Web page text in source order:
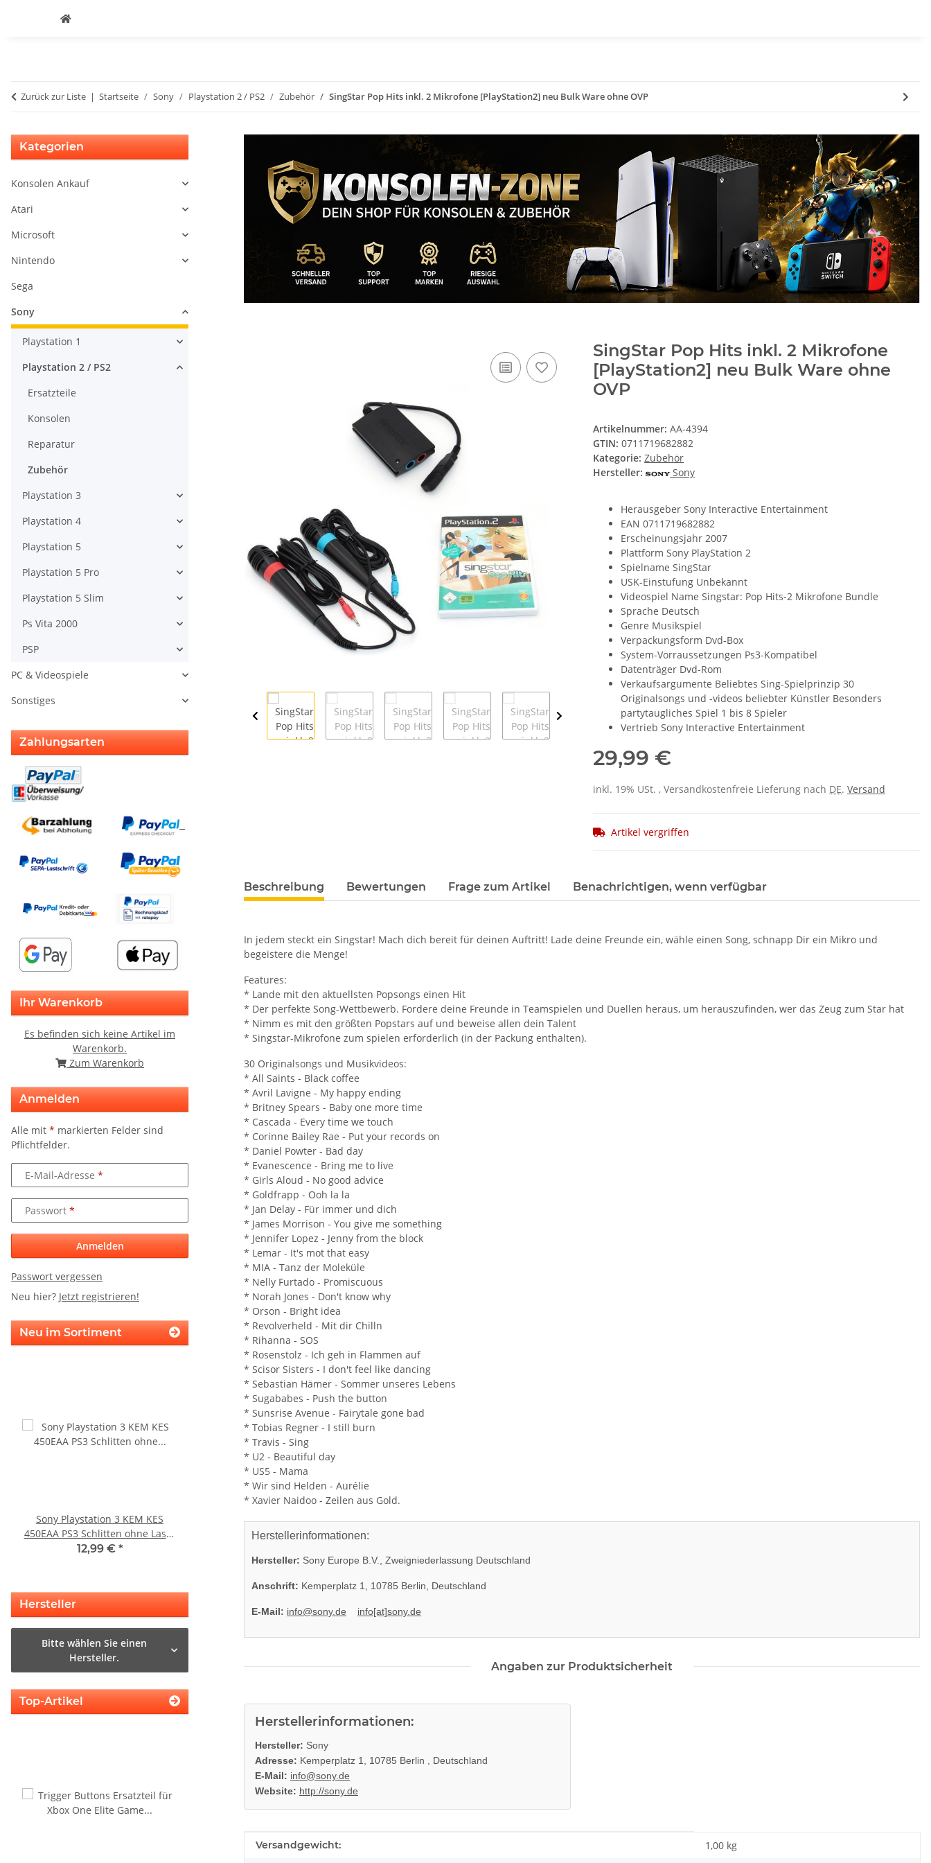
Zurück zur Liste Startseite Sony Playstation 2 / PS2 Zubehör SingStar Pop Hits inkl. 2 Mikrofone [PlayStation2] neu Bulk Ware ohne OVP
SingStar Pop Hits inkl. 2 Mikrofone
[PlayStation2] neu Bulk Ware ohne
OVP
Artikelnummer: AA-4394
GTIN: 0711719682882
Kategorie: Zubehör
Hersteller:
Sony
Herausgeber Sony Interactive Entertainment
EAN 0711719682882
Erscheinungsjahr 2007
Plattform Sony PlayStation 2
Spielname SingStar
USK-Einstufung Unbekannt
Videospiel Name Singstar: Pop Hits-2 Mikrofone Bundle
Sprache Deutsch
Genre Musikspiel
Verpackungsform Dvd-Box
System-Vorraussetzungen Ps3-Kompatibel
Datenträger Dvd-Rom
Verkaufsargumente Beliebtes Sing-Spielprinzip 30
Originalsongs und -videos beliebter Künstler Besonders
partytaugliches Spiel 1 bis 8 Spieler
Vertrieb Sony Interactive Entertainment
29,99 €
inkl. 19% USt. , Versandkostenfreie Lieferung nach DE. Versand
Artikel vergriffen
Beschreibung Bewertungen Frage zum Artikel Benachrichtigen, wenn verfügbar
In jedem steckt ein Singstar! Mach dich bereit für deinen Auftritt! Lade deine Freunde ein, wähle einen Song, schnapp Dir ein Mikro und
begeistere die Menge!
Features:
* Lande mit den aktuellsten Popsongs einen Hit
* Der perfekte Song-Wettbewerb. Fordere deine Freunde in Teamspielen und Duellen heraus, um herauszufinden, wer das Zeug zum Star hat
* Nimm es mit den größten Popstars auf und beweise allen dein Talent
* Singstar-Mikrofone zum spielen erforderlich (in der Packung enthalten).
30 Originalsongs und Musikvideos:
* All Saints - Black coffee
* Avril Lavigne - My happy ending
* Britney Spears - Baby one more time
* Cascada - Every time we touch
* Corinne Bailey Rae - Put your records on
* Daniel Powter - Bad day
* Evanescence - Bring me to live
* Girls Aloud - No good advice
* Goldfrapp - Ooh la la
* Jan Delay - Für immer und dich
* James Morrison - You give me something
* Jennifer Lopez - Jenny from the block
* Lemar - It's mot that easy
* MIA - Tanz der Moleküle
* Nelly Furtado - Promiscuous
* Norah Jones - Don't know why
* Orson - Bright idea
* Revolverheld - Mit dir Chilln
* Rihanna - SOS
* Rosenstolz - Ich geh in Flammen auf
* Scisor Sisters - I don't feel like dancing
* Sebastian Hämer - Sommer unseres Lebens
* Sugababes - Push the button
* Sunsrise Avenue - Fairytale gone bad
* Tobias Regner - I still burn
* Travis - Sing
* U2 - Beautiful day
* US5 - Mama
* Wir sind Helden - Aurélie
* Xavier Naidoo - Zeilen aus Gold.
Herstellerinformationen:
Hersteller: Sony Europe B.V., Zweigniederlassung Deutschland
Anschrift: Kemperplatz 1, 10785 Berlin, Deutschland
E-Mail: info@sony.de info[at]sony.de
Angaben zur Produktsicherheit
Herstellerinformationen:
Hersteller: Sony
Adresse: Kemperplatz 1, 10785 Berlin , Deutschland
E-Mail: info@sony.de
Website: http://sony.de
Produkteigenschaft
Wert
Versandgewicht: 1,00 kg
Kategorien
Konsolen Ankauf
Atari
Microsoft
Nintendo
Sega
Sony
Playstation 1
Playstation 2 / PS2
Ersatzteile
Konsolen
Reparatur
Zubehör
Playstation 3
Playstation 4
Playstation 5
Playstation 5 Pro
Playstation 5 Slim
Ps Vita 2000
PSP
PC & Videospiele
Sonstiges
Zahlungsarten
Ihr Warenkorb
Es befinden sich keine Artikel im
Warenkorb.
Zum Warenkorb
Anmelden
Alle mit * markierten Felder sind
Pflichtfelder.
E-Mail-Adresse
Passwort
Anmelden
Passwort vergessen
Neu hier? Jetzt registrieren!
Neu im Sortiment
Sony Playstation 3 KEM KES
450EAA PS3 Schlitten ohne Laser
Blu-Ray Laufwerk 320
12,99 € *
SONY PS3 Slim Netzteil APS250
internes Netzteil 220V gebraucht
Sony Playstation 3 KEM KES
Sony Playstation 3 KEM KES
SONY PS3 Slim Netzteil APS250
Hersteller
Bitte wählen Sie einen
Hersteller.
Top-Artikel